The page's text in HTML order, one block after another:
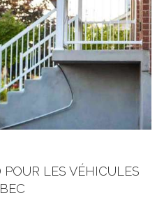
LES VÉHICULES